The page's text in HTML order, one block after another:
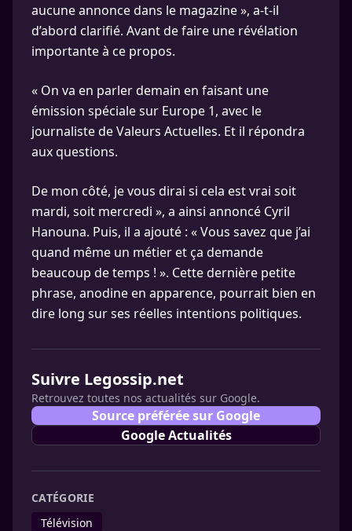
aucune annonce dans le magazine », a-t-il
d’abord clarifié. Avant de faire une révélation
importante à ce propos.
« On va en parler demain en faisant une
émission spéciale sur Europe 1, avec le
journaliste de Valeurs Actuelles. Et il répondra
aux questions.
De mon côté, je vous dirai si cela est vrai soit
mardi, soit mercredi », a ainsi annoncé Cyril
Hanouna. Puis, il a ajouté : « Vous savez que j’ai
quand même un métier et ça demande
beaucoup de temps ! ». Cette dernière petite
phrase, anodine en apparence, pourrait bien en
dire long sur ses réelles intentions politiques.
Suivre Legossip.net
Retrouvez toutes nos actualités sur Google.
Source préférée sur Google
Google Actualités
CATÉGORIE
Télévision